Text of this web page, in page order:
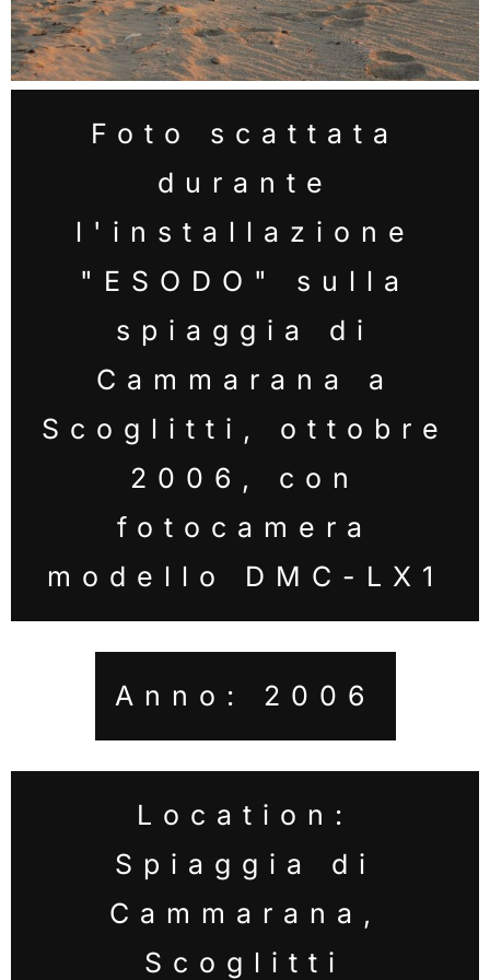
Foto scattata
durante
l'installazione
"ESODO" sulla
spiaggia di
Cammarana a
Scoglitti, ottobre
2006, con
fotocamera
modello DMC-LX1
Anno: 2006
Location:
Spiaggia di
Cammarana,
Scoglitti